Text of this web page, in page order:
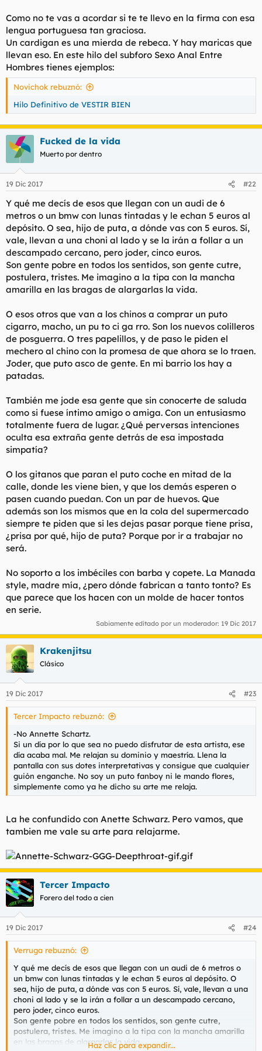
Yo también soy de camisetas, adidas generalmente, aunque
tengo algunas más pintureras. Cardigan qué es? Jersey...puta
manía de poner nombres raros.
Ahora no me sale nda, y eso que yo me cago en todo lo que
hacen todos
suavizante de ropa, los que usan cremas, los que compran
que visten a la moda, los que saben qué está de moda, los que
usan marcas de moda...
Como no te vas a acordar si te te llevo en la firma con esa
lengua portuguesa tan graciosa.
Un cardigan es una mierda de rebeca. Y hay maricas que
llevan eso. En este hilo del subforo Sexo Anal Entre
Hombres tienes ejemplos:
Novichok rebuznó:
Hilo Definitivo de VESTIR BIEN
Fucked de la vida
Muerto por dentro
19 Dic 2017 #22
Y qué me decís de esos que llegan con un audi de 6
metros o un bmw con lunas tintadas y le echan 5 euros al
depósito. O sea, hijo de puta, a dónde vas con 5 euros. Sí,
vale, llevan a una choni al lado y se la irán a follar a un
descampado cercano, pero joder, cinco euros.
Son gente pobre en todos los sentidos, son gente cutre,
postulera, tristes. Me imagino a la tipa con la mancha
amarilla en las bragas de alargarlas la vida.
O esos otros que van a los chinos a comprar un puto
cigarro, macho, un pu to ci ga rro. Son los nuevos colilleros
de posguerra. O tres papelillos, y de paso le piden el
mechero al chino con la promesa de que ahora se lo traen.
Joder, que puto asco de gente. En mi barrio los hay a
patadas.
También me jode esa gente que sin conocerte de saluda
como si fuese íntimo amigo o amiga. Con un entusiasmo
totalmente fuera de lugar. ¿Qué perversas intenciones
oculta esa extraña gente detrás de esa impostada
simpatía?
O los gitanos que paran el puto coche en mitad de la
calle, donde les viene bien, y que los demás esperen o
pasen cuando puedan. Con un par de huevos. Que
además son los mismos que en la cola del supermercado
siempre te piden que si les dejas pasar porque tiene prisa,
¿prisa por qué, hijo de puta? Porque por ir a trabajar no
será.
No soporto a los imbéciles con barba y copete. La Manada
style, madre mía, ¿pero dónde fabrican a tanto tonto? Es
que parece que los hacen con un molde de hacer tontos
en serie.
Sabiamente editado por un moderador: 19 Dic 2017
Krakenjitsu
Clásico
19 Dic 2017 #23
Tercer Impacto rebuznó:
-No Annette Schartz.
Si un día por lo que sea no puedo disfrutar de esta artista, ese
día acaba mal. Me relajan su dominio y maestría. Llena la
pantalla con sus dotes interpretativas y consigue que cualquier
guión enganche. No soy un puto fanboy ni le mando flores,
simplemente como ya he dicho su arte me relaja.
La he confundido con Anette Schwarz. Pero vamos, que
tambien me vale su arte para relajarme.
Tercer Impacto
Forero del todo a cien
19 Dic 2017 #24
Verruga rebuznó:
Y qué me decís de esos que llegan con un audi de 6 metros o
un bmw con lunas tintadas y le echan 5 euros al depósito. O
sea, hijo de puta, a dónde vas con 5 euros. Sí, vale, llevan a una
choni al lado y se la irán a follar a un descampado cercano,
pero joder, cinco euros.
Son gente pobre en todos los sentidos, son gente cutre,
postulera, tristes. Me imagino a la tipa con la mancha amarilla
en las bragas de alargarlas la vida.
Haz clic para expandir...